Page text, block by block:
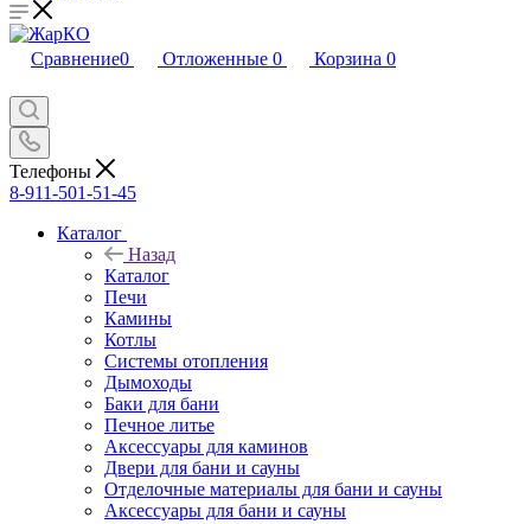
Сравнение0 Отложенные 0 Корзина 0
Телефоны
8-911-501-51-45
Каталог
Назад
Каталог
Печи
Камины
Котлы
Системы отопления
Дымоходы
Баки для бани
Печное литье
Аксессуары для каминов
Двери для бани и сауны
Отделочные материалы для бани и сауны
Аксессуары для бани и сауны